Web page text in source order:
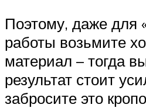
Поэтому, даже для
работы возьмите
материал – тогда
результат стоит
забросите это